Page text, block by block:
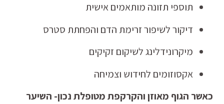
תוספי תזונה מותאמים אישית
דיקור לשיפור זרימת הדם והפחתת סטרס
מיקרונידלינג לשיקום זקיקים
אקסוזומים לחידוש וצמיחה
כאשר הגוף מאוזן והקרקפת מטופלת נכון- השיער